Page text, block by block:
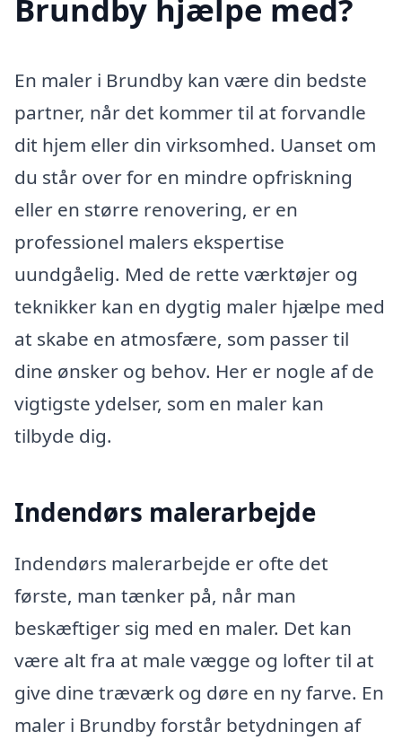
Brundby hjælpe med?
En maler i Brundby kan være din bedste
partner, når det kommer til at forvandle
dit hjem eller din virksomhed. Uanset om
du står over for en mindre opfriskning
eller en større renovering, er en
professionel malers ekspertise
uundgåelig. Med de rette værktøjer og
teknikker kan en dygtig maler hjælpe med
at skabe en atmosfære, som passer til
dine ønsker og behov. Her er nogle af de
vigtigste ydelser, som en maler kan
tilbyde dig.
Indendørs malerarbejde
Indendørs malerarbejde er ofte det
første, man tænker på, når man
beskæftiger sig med en maler. Det kan
være alt fra at male vægge og lofter til at
give dine træværk og døre en ny farve. En
maler i Brundby forstår betydningen af